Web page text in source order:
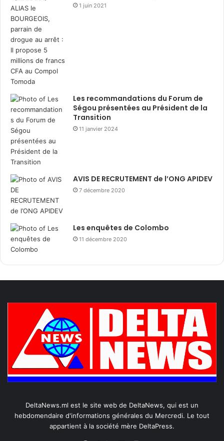
1 juin 2021
Les recommandations du Forum de
Ségou présentées au Président de la
Transition
11 janvier 2024
AVIS DE RECRUTEMENT de l’ONG APIDEV
7 décembre 2020
Les enquêtes de Colombo
11 décembre 2020
DeltaNews.ml est le site web de DeltaNews, qui est un
hebdomendaire d'informations générales du Mercredi. Le tout
appartient à la société mère DeltaPress.